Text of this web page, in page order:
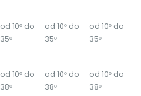
od 10ᵒ do
35ᵒ
od 10ᵒ do
35ᵒ
od 10ᵒ do
35ᵒ
od 10ᵒ do
38ᵒ
od 10ᵒ do
38ᵒ
od 10ᵒ do
38ᵒ